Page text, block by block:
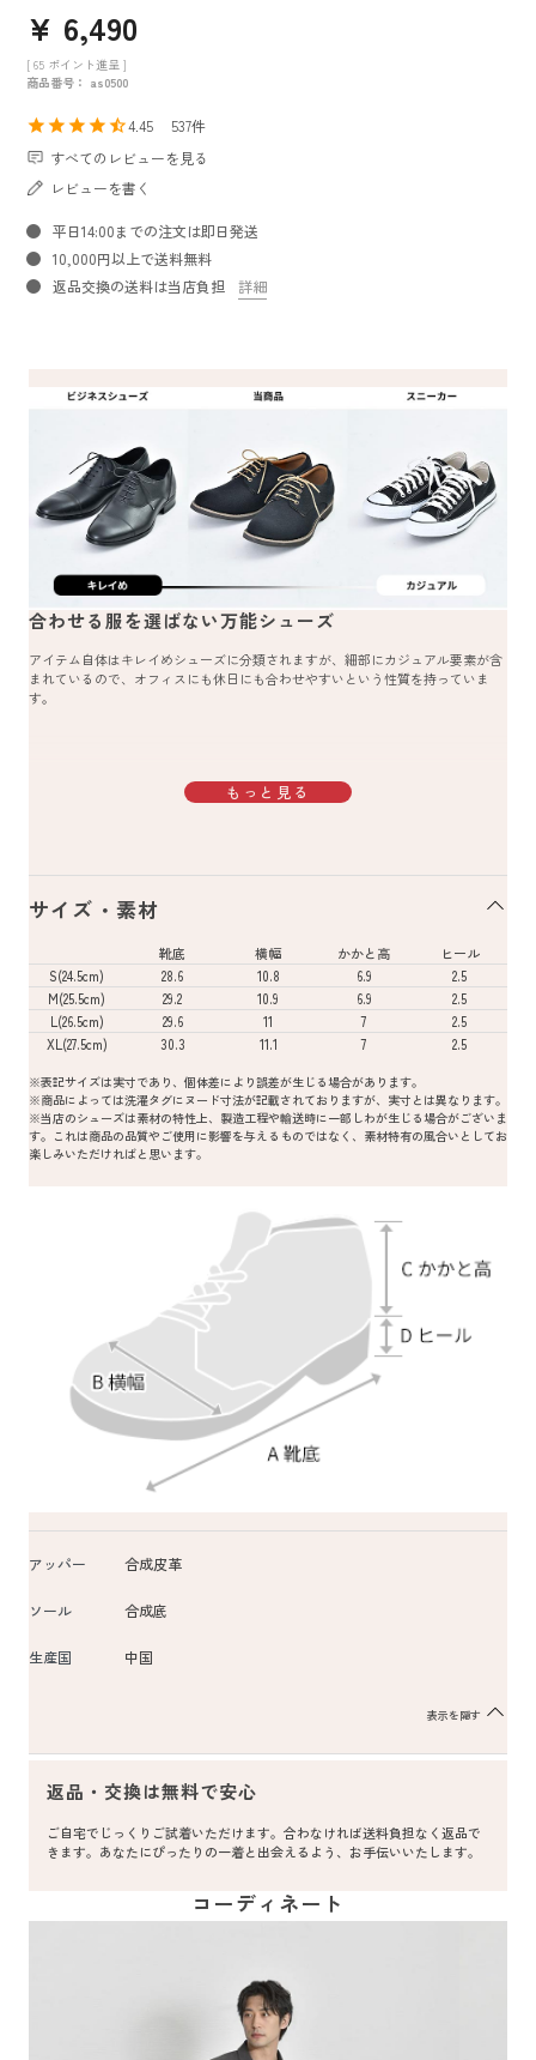
¥ 6,490
[ 65 ポイント進呈 ]
商品番号
as0500
4.45
537
すべてのレビューを見る
レビューを書く
平日14:00までの注文は即日発送
10,000円以上で送料無料
返品交換の送料は当店負担
詳細
合わせる服を選ばない万能シューズ
アイテム自体はキレイめシューズに分類されますが、細部にカジュアル要素が含
まれているので、オフィスにも休日にも合わせやすいという性質を持っていま
す。
もっと見る
サイズ・素材
靴底 横幅 かかと高
ヒール
S(24.5cm)
28.6 10.8 6.9
2.5
M(25.5cm)
29.2 10.9 6.9
2.5
L(26.5cm)
29.6 11 7
2.5
XL(27.5cm)
30.3 11.1 7 2.5
※表記サイズは実寸であり、個体差により誤差が生じる場合があります。
※商品によっては洗濯タグにヌード寸法が記載されておりますが、実寸とは異なります。
※当店のシューズは素材の特性上、製造工程や輸送時に一部しわが生じる場合がございま
す。これは商品の品質やご使用に影響を与えるものではなく、素材特有の風合いとしてお
楽しみいただければと思います。
アッパー 合成皮革
ソール 合成底
生産国 中国
表示を隠す
返品・交換は無料で安心
ご自宅でじっくりご試着いただけます。合わなければ送料負担なく返品で
きます。あなたにぴったりの一着と出会えるよう、お手伝いいたします。
コーディネート